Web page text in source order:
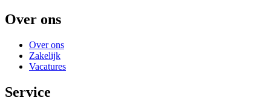
Over ons
Over ons
Zakelijk
Vacatures
Service